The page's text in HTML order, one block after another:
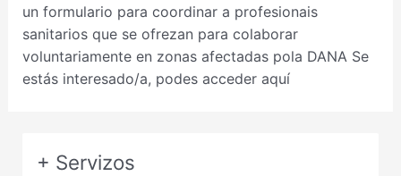
un formulario para coordinar a profesionais
sanitarios que se ofrezan para colaborar
voluntariamente en zonas afectadas pola DANA Se
estás interesado/a, podes acceder aquí
+ Servizos